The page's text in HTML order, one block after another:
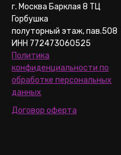
г. Москва Барклая 8 ТЦ
Горбушка
полуторный этаж, пав.508
ИНН 772473060525
Политика
конфиденциальности по
обработке персональных
данных
Договор оферта